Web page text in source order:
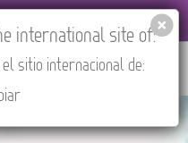
Find your Tour
international site of:
el sitio internacional de: